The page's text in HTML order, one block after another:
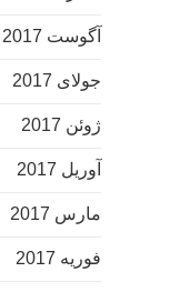
آگوست 2017
جولای 2017
ژوئن 2017
آوریل 2017
مارس 2017
فوریه 2017